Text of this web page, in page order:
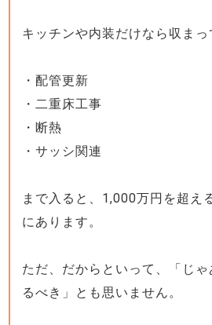
キッチンや内装だけなら収まっ
・配管更新
・二重床工事
・断熱
・サッシ関連
まで入ると、1,000万円を超え
にあります。
ただ、だからといって、「じ
るべき」とも思いません。